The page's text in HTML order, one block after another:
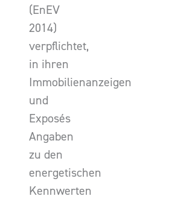
(EnEV
2014)
verpflichtet,
in ihren
Immobilienanzeigen
und
Exposés
Angaben
zu den
energetischen
Kennwerten